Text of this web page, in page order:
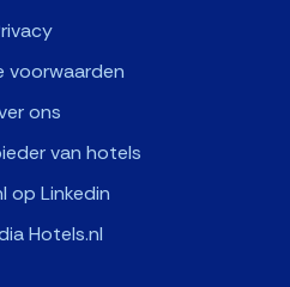
voorwaarden
ons
van hotels
op Linkedin
Hotels.nl